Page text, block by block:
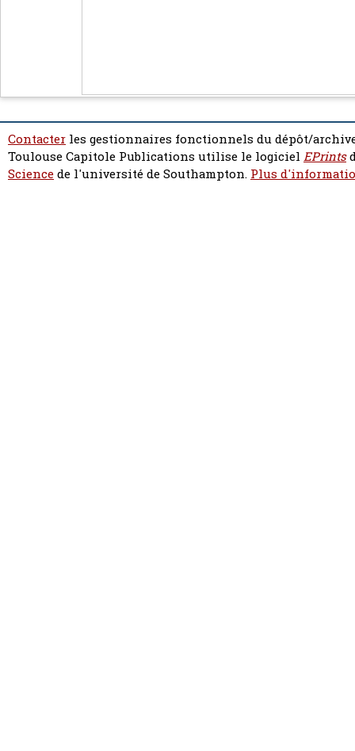
Contacter les gestionnaires fonctionnels du dépôt/
Toulouse Capitole Publications utilise le logiciel EPrints
Sciencede l'université de Southampton. Plus